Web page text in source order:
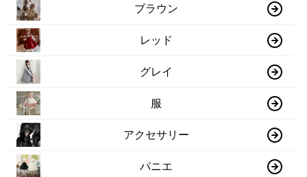
ブラウン
レッド
グレイ
服
アクセサリー
パニエ